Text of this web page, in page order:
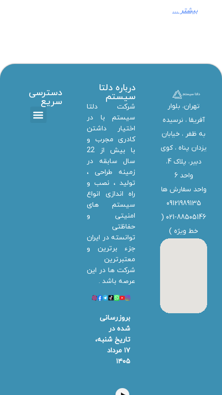
بیشتر ...
تهران، بلوار
آفریقا ، نرسیده
به ظفر ،‌ خیابان
یزدان پناه ، کوی
دبیر، پلاک 4،
واحد 6
واحد سفارش ها
09121989135
021-88505146 (
خط ویژه )
درباره دلتا
سیستم
شرکت دلتا
سیستم با در
اختیار داشتن
کادری مجرب و
با بیش از 22
سال سابقه در
زمینه طراحی ،
تولید ، نصب و
راه اندازی انواع
سیستم های
امنیتی و
حفاظتی
توانسته در ایران
جزء برترین و
معتبرترین
شرکت ها در این
عرصه باشد .
بروزرسانی
شده در
تاریخ شنبه،
۱۷ مرداد
۱۴۰۵
دسترسی
سریع